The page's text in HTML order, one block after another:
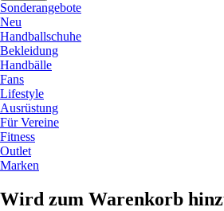
Sonderangebote
Neu
Handballschuhe
Bekleidung
Handbälle
Fans
Lifestyle
Ausrüstung
Für Vereine
Fitness
Outlet
Marken
Wird zum Warenkorb